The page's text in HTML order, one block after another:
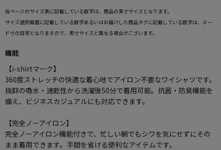
当ページのサイズ表に記載している数字は、商品の実寸サイズとなります。
サイズ選択画面に記載している数字あるいはお届けした商品タグに記載している数字は、ヌー
ド寸の目安となりますので、実寸サイズと異なる場合がございます。
機能
【i-shirtマーク】
360度ストレッチの快適な着心地でアイロン不要なワイシャツです。
抜群の吸水・速乾性から洗濯後50分で着用可能。抗菌・防臭機能を
備え、ビジネスカジュアルにも対応できます。
【完全ノーアイロン】
完全ノーアイロン機能付きで、忙しい朝でもシワを気にせずにその
まま着用できます。手間を省ける便利なアイテムです。